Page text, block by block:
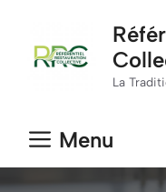
contenu
La
Menu